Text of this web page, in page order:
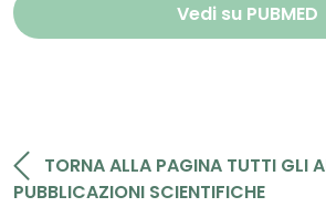
Vedi su PUBMED
TORNA ALLA PAGINA TUTTI GLI
PUBBLICAZIONI SCIENTIFICHE